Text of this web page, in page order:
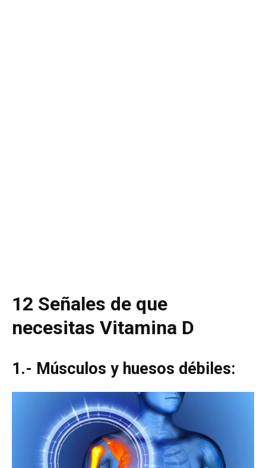
12 Señales de que
necesitas Vitamina D
1.- Músculos y huesos débiles: